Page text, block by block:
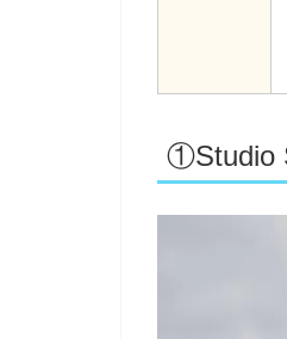
①Studio